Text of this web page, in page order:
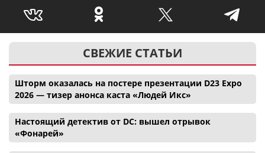
СВЕЖИЕ СТАТЬИ
Шторм оказалась на постере презентации D23 Expo
2026 — тизер анонса каста «Людей Икс»
Настоящий детектив от DC: вышел отрывок
«Фонарей»